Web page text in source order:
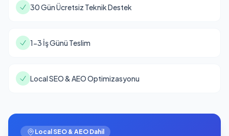
30 Gün Ücretsiz Teknik Destek
1-3 İş Günü Teslim
Local SEO & AEO Optimizasyonu
Local SEO & AEO Dahil